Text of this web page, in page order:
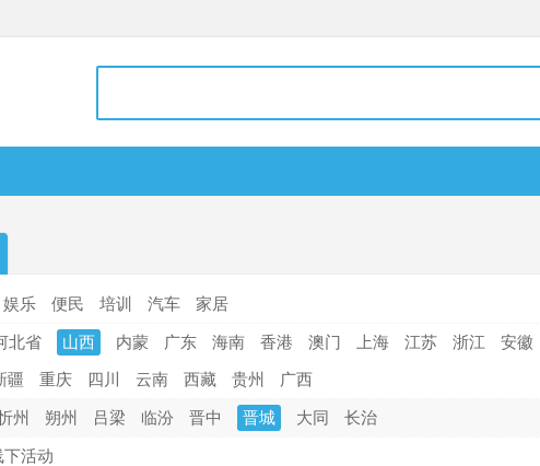
娱乐 便民 培训 汽车 家居
北省 山西 内蒙 广东 海南 香港 澳门 上海 江苏 浙江 安徽
疆 重庆 四川 云南 西藏 贵州 广西
州 朔州 吕梁 临汾 晋中 晋城 大同 长治
下活动